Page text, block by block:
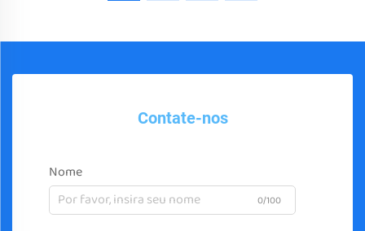
Contate-nos
Nome
0/100